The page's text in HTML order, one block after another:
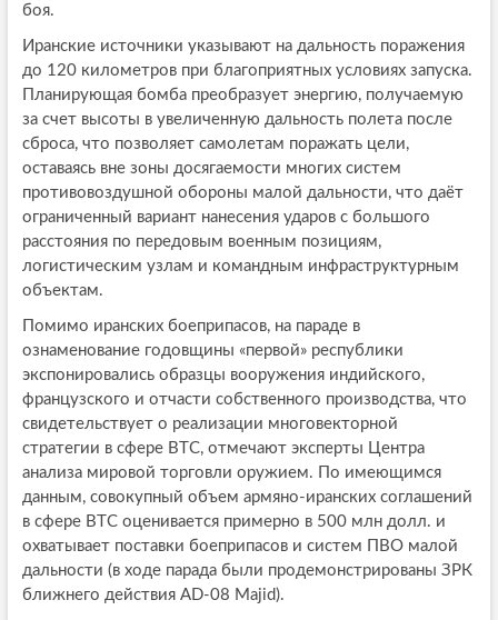
боя.
Иранские источники указывают на дальность поражения
до 120 километров при благоприятных условиях запуска.
Планирующая бомба преобразует энергию, получаемую
за счет высоты в увеличенную дальность полета после
сброса, что позволяет самолетам поражать цели,
оставаясь вне зоны досягаемости многих систем
противовоздушной обороны малой дальности, что даёт
ограниченный вариант нанесения ударов с большого
расстояния по передовым военным позициям,
логистическим узлам и командным инфраструктурным
объектам.
Помимо иранских боеприпасов, на параде в
ознаменование годовщины «первой» республики
экспонировались образцы вооружения индийского,
французского и отчасти собственного производства, что
свидетельствует о реализации многовекторной
стратегии в сфере ВТС, отмечают эксперты Центра
анализа мировой торговли оружием. По имеющимся
данным, совокупный объем армяно-иранских соглашений
в сфере ВТС оценивается примерно в 500 млн долл. и
охватывает поставки боеприпасов и систем ПВО малой
дальности (в ходе парада были продемонстрированы ЗРК
ближнего действия AD-08 Majid).